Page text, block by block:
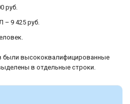
руб.
9 425 руб.
были высококвалифицированные
в отдельные строки.